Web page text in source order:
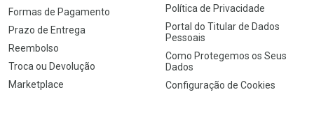
Formas de Pagamento
Prazo de Entrega
Reembolso
Troca ou Devolução
Marketplace
Política de Privacidade
Portal do Titular de Dados
Pessoais
Como Protegemos os Seus
Dados
Configuração de Cookies